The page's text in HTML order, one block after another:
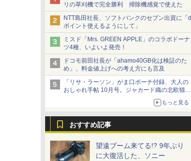
リの草刈機で完全勝利 掃除機感覚で使えた
NTT島田社長、ソフトバンクのセブン出資に「d
ポイント使えるようにして」
ミスド「Mrs. GREEN APPLE」のコラボドーナ
ツ4種、いよいよ発売！
ドコモ前田社長が「ahamo40GB化は検証のた
め」、料金値上げへの考え方にも言及
「リサ・ラーソン」がま口ポーチ付録、大人の
おしゃれ手帖 10月号。ジャカード織の北欧猫デ
もっと見る
おすすめ記事
望遠ブーム来てる!? 9年ぶり
に大復活した、ソニー